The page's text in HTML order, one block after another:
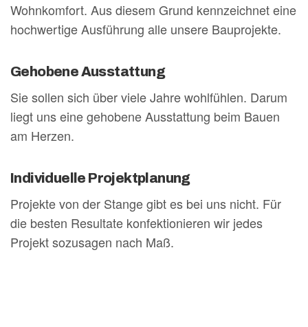
Wohnkomfort. Aus diesem Grund kennzeichnet eine
hochwertige Ausführung alle unsere Bauprojekte.
Gehobene Ausstattung
Sie sollen sich über viele Jahre wohlfühlen. Darum
liegt uns eine gehobene Ausstattung beim Bauen
am Herzen.
Individuelle Projektplanung
Projekte von der Stange gibt es bei uns nicht. Für
die besten Resultate konfektionieren wir jedes
Projekt sozusagen nach Maß.